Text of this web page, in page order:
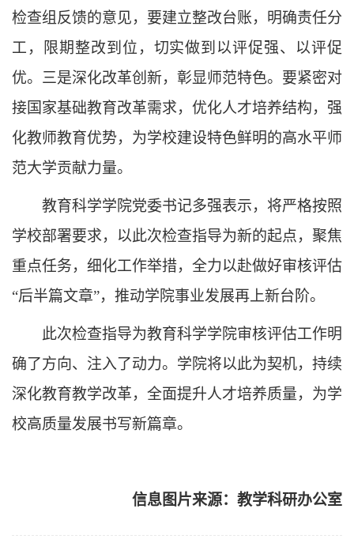
检查组反馈的意见，要建立整改台账，明确责任分
工，限期整改到位，切实做到以评促强、以评促
优。三是深化改革创新，彰显师范特色。要紧密对
接国家基础教育改革需求，优化人才培养结构，强
化教师教育优势，为学校建设特色鲜明的高水平师
范大学贡献力量。
教育科学学院党委书记多强表示，将严格按照
学校部署要求，以此次检查指导为新的起点，聚焦
重点任务，细化工作举措，全力以赴做好审核评估
“后半篇文章”，推动学院事业发展再上新台阶。
此次检查指导为教育科学学院审核评估工作明
确了方向、注入了动力。学院将以此为契机，持续
深化教育教学改革，全面提升人才培养质量，为学
校高质量发展书写新篇章。
信息图片来源：教学科研办公室